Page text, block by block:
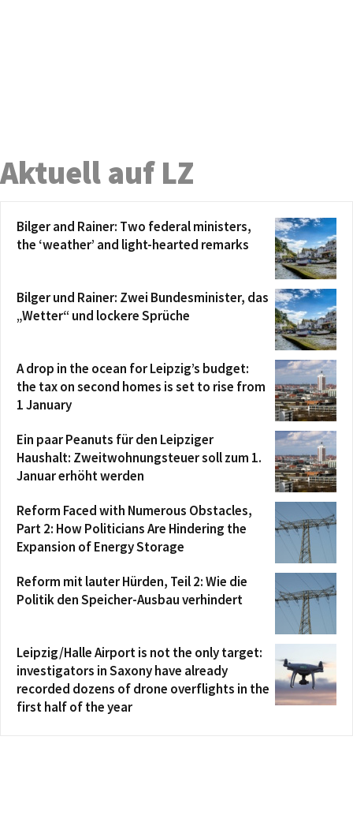
Aktuell auf LZ
Bilger and Rainer: Two federal ministers,
the ‘weather’ and light-hearted remarks
Bilger und Rainer: Zwei Bundesminister, das
„Wetter“ und lockere Sprüche
A drop in the ocean for Leipzig’s budget:
the tax on second homes is set to rise from
1 January
Ein paar Peanuts für den Leipziger
Haushalt: Zweitwohnungsteuer soll zum 1.
Januar erhöht werden
Reform Faced with Numerous Obstacles,
Part 2: How Politicians Are Hindering the
Expansion of Energy Storage
Reform mit lauter Hürden, Teil 2: Wie die
Politik den Speicher-Ausbau verhindert
Leipzig/Halle Airport is not the only target:
investigators in Saxony have already
recorded dozens of drone overflights in the
first half of the year